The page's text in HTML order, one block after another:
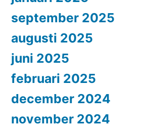
september 2025
augusti 2025
juni 2025
februari 2025
december 2024
november 2024